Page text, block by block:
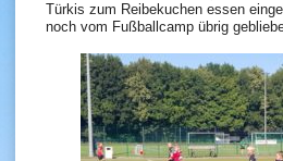
Türkis zum Reibekuchen essen
noch vom Fußballcamp übrig